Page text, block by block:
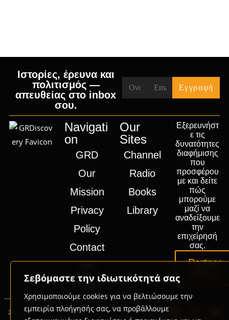
Σεβόμαστε την ιδιωτικότητά σας
Χρησιμοποιούμε cookies για να βελτιώσουμε την
εμπειρία πλοήγησής σας, να προβάλλουμε
Ιστορίες, έρευνα και
πολιτισμός —
απευθείας στο inbox
σου.
Navigati
on
GRD
Our
Mission
Privacy
Policy
Contact
Press
Our
Sites
Channel
Radio
Books
Library
Εξερευνήστ
ε τις
δυνατότητες
διαφήμισης
που
προσφέρου
με και δείτε
πώς
μπορούμε
μαζί να
αναδείξουμε
την
επιχείρησή
σας.
Partner
2020-2026 © GRD Group | Powered by Promotech